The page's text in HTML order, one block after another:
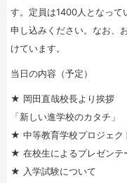
す。定員は1400人となって
申し込みください。なお、
けています。
当日の内容（予定）
★ 岡田直哉校長より挨拶
「新しい進学校のカタチ」
★ 中等教育学校プロジェク
★ 在校生によるプレゼンテ
★ 入学試験について